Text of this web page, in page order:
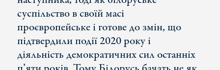
суспільство в своїй масі
проєвропейське і готове до змін, що
підтвердили події 2020 року і
діяльність демократичних сил останніх